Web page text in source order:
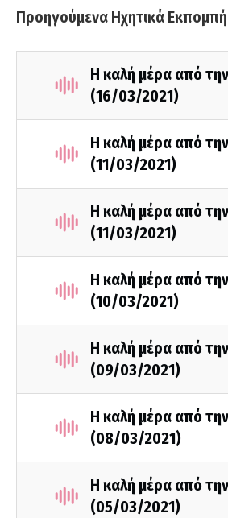
Προηγούμενα Ηχητικά
Η καλή μέρα από
(16/03/2021)
Η καλή μέρα από
(11/03/2021)
Η καλή μέρα από
(11/03/2021)
Η καλή μέρα από
(10/03/2021)
Η καλή μέρα από
(09/03/2021)
Η καλή μέρα από
(08/03/2021)
Η καλή μέρα από
(05/03/2021)